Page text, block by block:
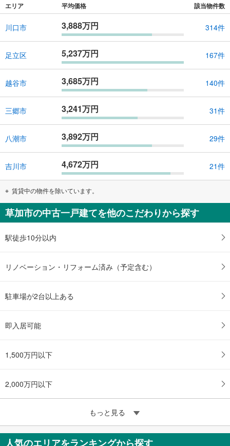
エリア 平均価格 該当物件数
川口市 3,888万円 314件
足立区 5,237万円 167件
越谷市 3,685万円 140件
三郷市 3,241万円 31件
八潮市 3,892万円 29件
吉川市 4,672万円 21件
賃貸中の物件を除いています。
草加市の中古一戸建てを他のこだわりから探す
駅徒歩10分以内
リノベーション・リフォーム済み（予定含む）
駐車場が2台以上ある
即入居可能
1,500万円以下
2,000万円以下
もっと見る
人気のエリアをランキングから探す